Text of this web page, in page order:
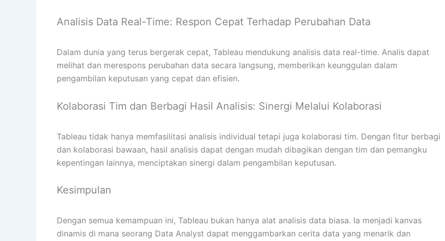
Analisis Data Real-Time: Respon Cepat Terhadap Perubahan Data
Dalam dunia yang terus bergerak cepat, Tableau mendukung analisis data real-time. Analis dapat
melihat dan merespons perubahan data secara langsung, memberikan keunggulan dalam
pengambilan keputusan yang cepat dan efisien.
Kolaborasi Tim dan Berbagi Hasil Analisis: Sinergi Melalui Kolaborasi
Tableau tidak hanya memfasilitasi analisis individual tetapi juga kolaborasi tim. Dengan fitur berbagi
dan kolaborasi bawaan, hasil analisis dapat dengan mudah dibagikan dengan tim dan pemangku
kepentingan lainnya, menciptakan sinergi dalam pengambilan keputusan.
Kesimpulan
Dengan semua kemampuan ini, Tableau bukan hanya alat analisis data biasa. Ia menjadi kanvas
dinamis di mana seorang Data Analyst dapat menggambarkan cerita data yang menarik dan